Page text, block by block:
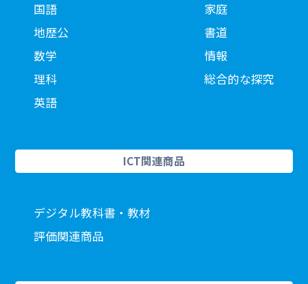
国語
地歴公
数学
理科
英語
家庭
書道
情報
総合的な探究
ICT関連商品
デジタル教科書・教材
評価関連商品